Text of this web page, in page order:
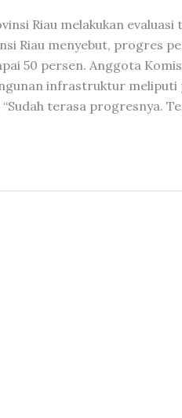
Riau melakukan
Riau menyebut, progres
50 persen. Anggota
infrastruktur meliputi
terasa progresnya.